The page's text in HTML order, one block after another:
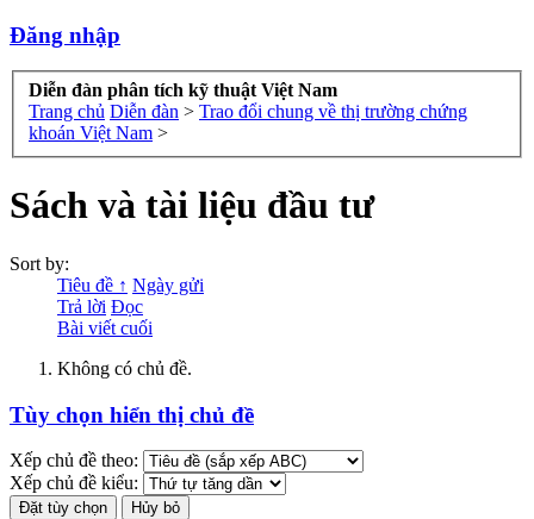
Đăng nhập
Diễn đàn phân tích kỹ thuật Việt Nam
Trang chủ Diễn đàn > Trao đổi chung về thị trường chứng
khoán Việt Nam >
Sách và tài liệu đầu tư
Sort by:
Tiêu đề ↑ Ngày gửi
Trả lời Đọc
Bài viết cuối
Không có chủ đề.
Tùy chọn hiển thị chủ đề
Xếp chủ đề theo:
Xếp chủ đề kiểu: